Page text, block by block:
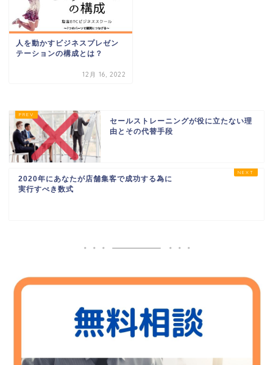
人を動かすビジネスプレゼン
テーションの構成とは？
12月 16, 2022
セールストレーニングが役に立たない理
由とその代替手段
2020年にあなたが店舗集客で成功する
為に実行すべき数式